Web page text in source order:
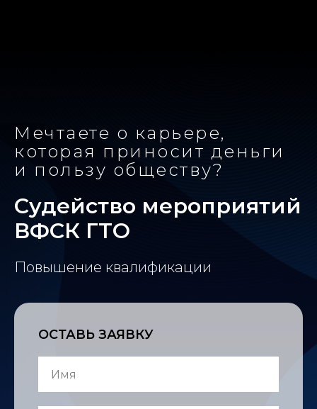
Мечтаете о карьере,
которая приносит деньги
и пользу обществу?
Судейство мероприятий
ВФСК ГТО
Повышение квалификации
ОСТАВЬ ЗАЯВКУ